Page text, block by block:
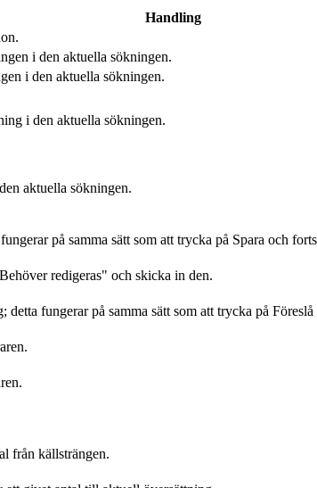
Handling
i den aktuella sökningen.
i den aktuella sökningen.
i den aktuella sökningen.
aktuella sökningen.
på samma sätt som att trycka på Spara och
redigeras" och skicka in den.
detta fungerar på samma sätt som att trycka på
från källsträngen.